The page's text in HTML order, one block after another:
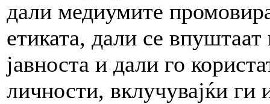
дали медиумите
етиката, дали се
јавноста и дали го
личности, вклучувајќи ги